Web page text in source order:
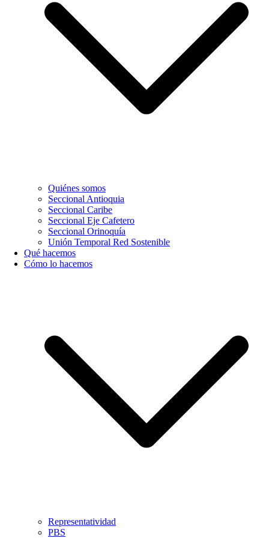
Quiénes somos
Seccional Antioquia
Seccional Caribe
Seccional Eje Cafetero
Seccional Orinoquía
Unión Temporal Red Sostenible
Qué hacemos
Cómo lo hacemos
Representatividad
PBS